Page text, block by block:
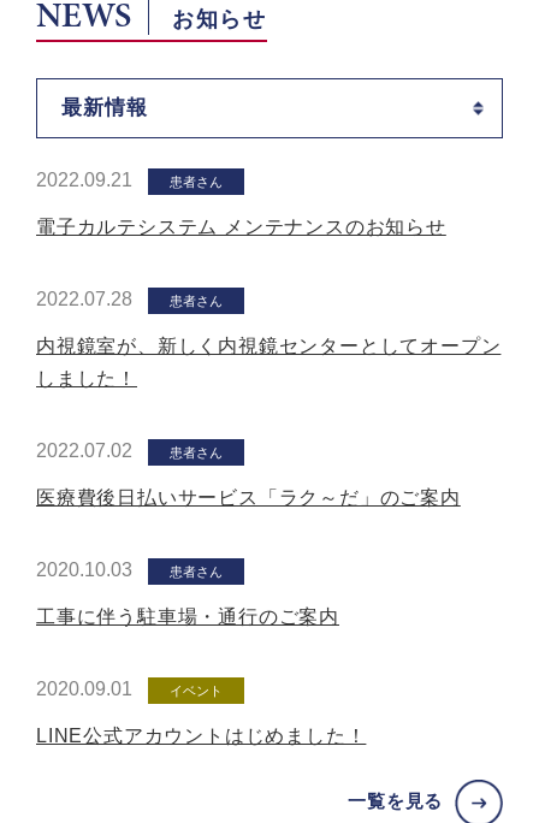
NEWS お知らせ
最新情報
2022.09.21 患者さん
電子カルテシステム メンテナンスのお知らせ
2022.07.28 患者さん
内視鏡室が、新しく内視鏡センターとしてオープン
しました！
2022.07.02 患者さん
医療費後日払いサービス「ラク～だ」のご案内
2020.10.03 患者さん
工事に伴う駐車場・通行のご案内
2020.09.01 イベント
LINE公式アカウントはじめました！
一覧を見る